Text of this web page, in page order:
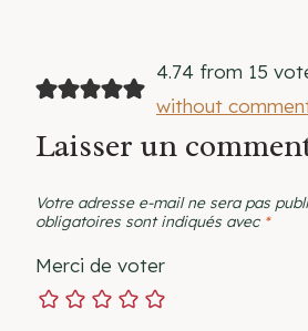
4.74 from 15
without
Laisser un
Votre adresse e-mail ne sera pas
obligatoires sont indiqués avec *
Merci de voter